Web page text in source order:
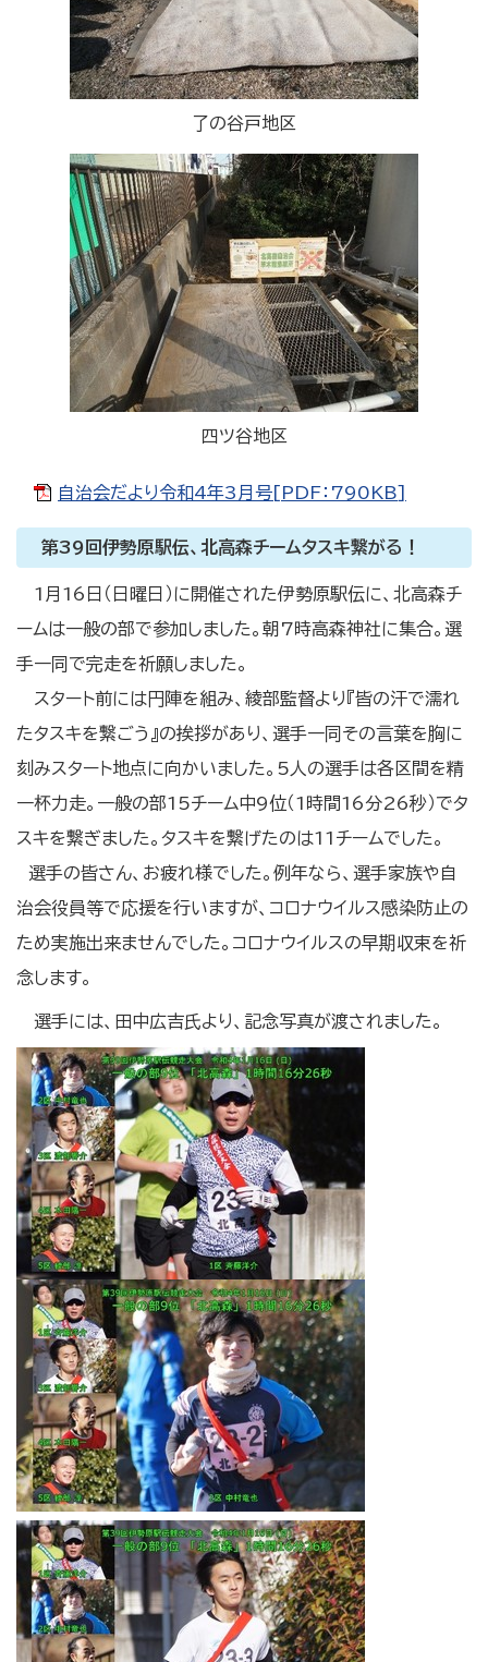
了の谷戸地区
四ツ谷地区
自治会だより令和4年3月号[PDF：790KB]
第39回伊勢原駅伝、北高森チームタスキ繋がる！
1月16日（日曜日）に開催された伊勢原駅伝に、北高森チ
ームは一般の部で参加しました。朝7時高森神社に集合。選
手一同で完走を祈願しました。
スタート前には円陣を組み、綾部監督より『皆の汗で濡れ
たタスキを繋ごう』の挨拶があり、選手一同その言葉を胸に
刻みスタート地点に向かいました。5人の選手は各区間を精
一杯力走。一般の部15チーム中9位（1時間16分26秒）でタ
スキを繋ぎました。タスキを繋げたのは11チームでした。
選手の皆さん、お疲れ様でした。例年なら、選手家族や自
治会役員等で応援を行いますが、コロナウイルス感染防止の
ため実施出来ませんでした。コロナウイルスの早期収束を祈
念します。
選手には、田中広吉氏より、記念写真が渡されました。